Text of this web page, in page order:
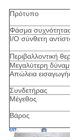
Πρότυπο
Φάσμα συχνότητας
I/O σύνθετη
Περιβαλλοντική
Μεγαλύτερη
Απώλεια
Συνδετήρας
Μέγεθος
Βάρος